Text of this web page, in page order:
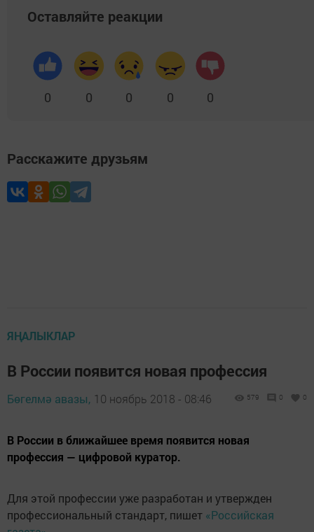
Оставляйте реакции
0 0 0 0 0
Расскажите друзьям
ЯҢАЛЫКЛАР
В России появится новая профессия
Бөгелмә авазы, 10 ноябрь 2018 - 08:46 579 0 0
В России в ближайшее время появится новая
профессия — цифровой куратор.
Для этой профессии уже разработан и утвержден
профессиональный стандарт, пишет «Российская